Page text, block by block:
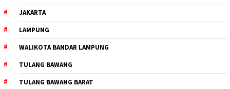
JAKARTA
LAMPUNG
WALIKOTA BANDAR LAMPUNG
TULANG BAWANG
TULANG BAWANG BARAT